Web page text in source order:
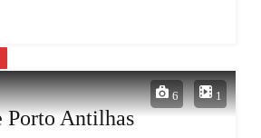
6 1
Porto Antilhas